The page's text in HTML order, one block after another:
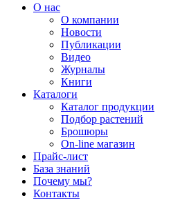
О нас
О компании
Новости
Публикации
Видео
Журналы
Книги
Каталоги
Каталог продукции
Подбор растений
Брошюры
On-line магазин
Прайс-лист
База знаний
Почему мы?
Контакты